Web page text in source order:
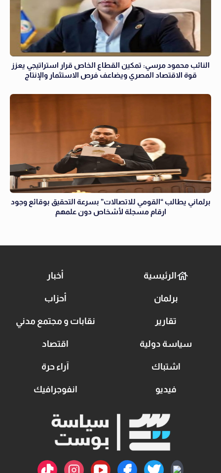
النائب محمود مرسي: تمكين القطاع الخاص قرار استراتيجي يعزز
قوة الاقتصاد المصري ويضاعف فرص الاستثمار والإنتاج
برلماني يطالب “القومي للاتصالات” بسرعة التحقيق بوقائع وجود
ارقام مسجلة لأشخاص دون علمهم
الرئيسية أخبار
برلمان أحزاب
تقارير نقابات و مجتمع مدني
سياسة دولية اقتصاد
اشتباك آراء حرة
فيديو انفوجرافيك